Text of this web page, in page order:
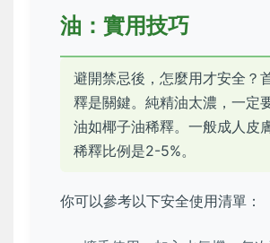
油：實用技巧
避開禁忌後，怎麼用才安全？
釋是關鍵。純精油太濃，一定
油如椰子油稀釋。一般成人皮
稀釋比例是2-5%。
你可以參考以下安全使用清單：